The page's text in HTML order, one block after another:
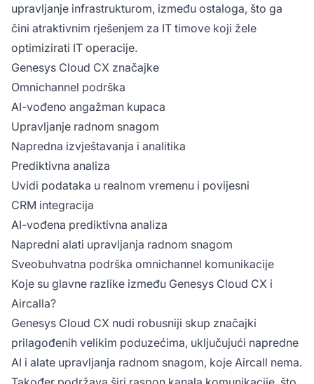
upravljanje infrastrukturom, između ostaloga, što ga
čini atraktivnim rješenjem za IT timove koji žele
optimizirati IT operacije.
Genesys Cloud CX značajke
Omnichannel podrška
AI-vođeno angažman kupaca
Upravljanje radnom snagom
Napredna izvještavanja i analitika
Prediktivna analiza
Uvidi podataka u realnom vremenu i povijesni
CRM integracija
AI-vođena prediktivna analiza
Napredni alati upravljanja radnom snagom
Sveobuhvatna podrška omnichannel komunikacije
Koje su glavne razlike između Genesys Cloud CX i
Aircalla?
Genesys Cloud CX nudi robusniji skup značajki
prilagođenih velikim poduzećima, uključujući napredne
AI i alate upravljanja radnom snagom, koje Aircall nema.